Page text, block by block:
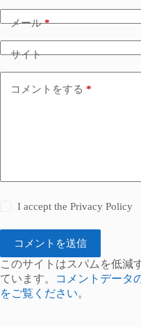
メール*
サイト
コメントをする *
I accept thePrivacy Policy
コメントを送信
このサイトはスパムを低減
ています。
コメントデータ
をご覧ください。